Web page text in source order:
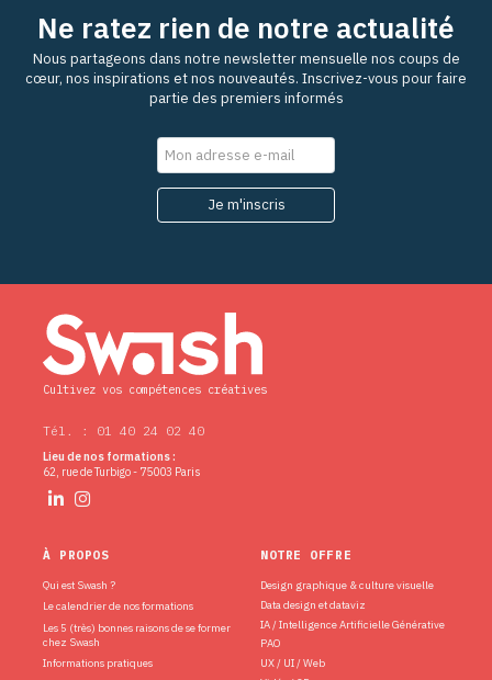
Ne ratez rien de notre actualité
Nous partageons dans notre newsletter mensuelle nos coups de
cœur, nos inspirations et nos nouveautés. Inscrivez-vous pour faire
partie des premiers informés
Cultivez vos compétences créatives
Tél. : 01 40 24 02 40
Lieu de nos formations :
62, rue de Turbigo - 75003 Paris
À PROPOS
Qui est Swash ?
Le calendrier de nos formations
Les 5 (très) bonnes raisons de se former
chez Swash
Informations pratiques
NOTRE OFFRE
Design graphique & culture visuelle
Data design et dataviz
IA / Intelligence Artificielle Générative
PAO
UX / UI / Web